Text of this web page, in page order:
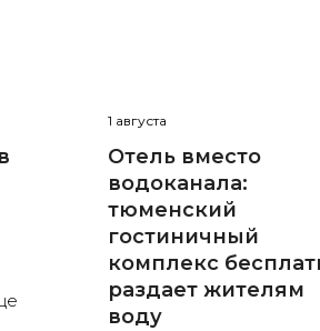
1 августа
Отель вместо
водоканала:
тюменский
гостиничный
комплекс
раздает жителям
воду